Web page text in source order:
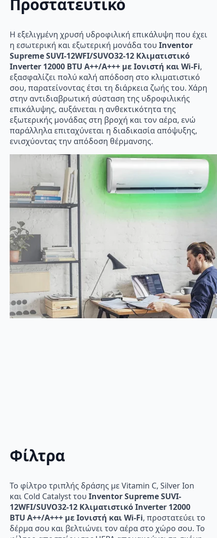
Προστατευτικό
Η εξελιγμένη χρυσή υδροφιλική επικάλυψη που έχει
η εσωτερική και εξωτερική μονάδα του Inventor
Supreme SUVI-12WFI/SUVO32-12 Κλιματιστικό
Inverter 12000 BTU A++/A+++ με Ιονιστή και Wi-Fi,
εξασφαλίζει πολύ καλή απόδοση στο κλιματιστικό
σου, παρατείνοντας έτσι τη διάρκεια ζωής του. Χάρη
στην αντιδιαβρωτική σύσταση της υδροφιλικής
επικάλυψης, αυξάνεται η ανθεκτικότητα της
εξωτερικής μονάδας στη βροχή και τον αέρα, ενώ
παράλληλα επιταχύνεται η διαδικασία απόψυξης,
ενισχύοντας την απόδοση θέρμανσης.
Φίλτρα
Το φίλτρο τριπλής δράσης με Vitamin C, Silver Ion
και Cold Catalyst του Inventor Supreme SUVI-
12WFI/SUVO32-12 Κλιματιστικό Inverter 12000
BTU A++/A+++ με Ιονιστή και Wi-Fi, προστατεύει το
δέρμα σου και βελτιώνει τον αέρα στο χώρο σου. Το